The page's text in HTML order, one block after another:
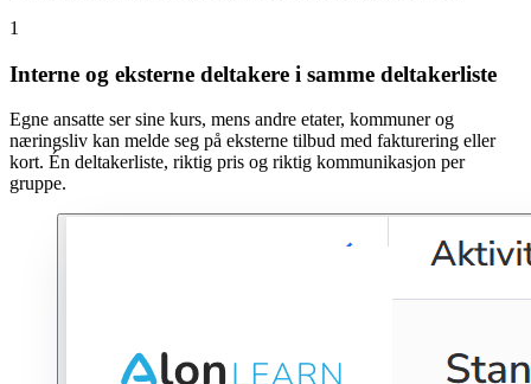
1
Interne og eksterne deltakere i samme deltakerliste
Egne ansatte ser sine kurs, mens andre etater, kommuner og
næringsliv kan melde seg på eksterne tilbud med fakturering eller
kort. Én deltakerliste, riktig pris og riktig kommunikasjon per
gruppe.